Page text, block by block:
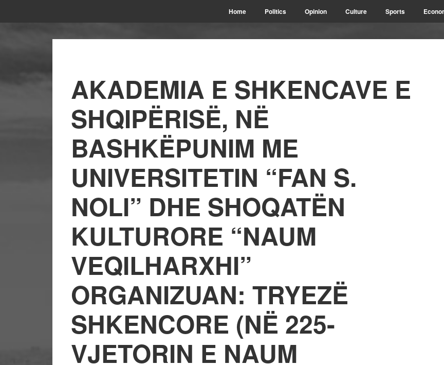
Home Politics Opinion Culture Sports
AKADEMIA E SHKENCAVE E
SHQIPËRISË, NË
BASHKËPUNIM ME
UNIVERSITETIN “FAN S.
NOLI” DHE SHOQATËN
KULTURORE “NAUM
VEQILHARXHI”
ORGANIZUAN: TRYEZË
SHKENCORE (NË 225-
VJETORIN E NAUM